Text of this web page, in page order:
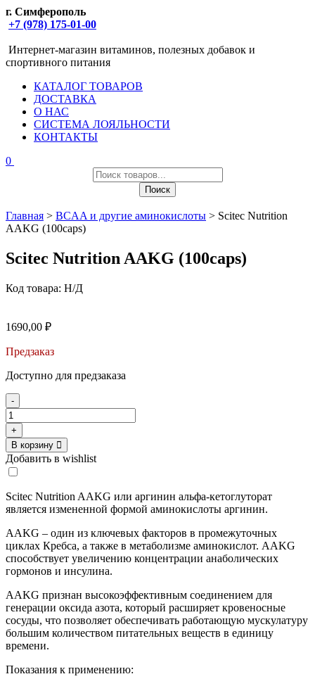
г. Симферополь
+7 (978) 175-01-00
Интернет-магазин витаминов, полезных добавок и
спортивного питания
КАТАЛОГ ТОВАРОВ
ДОСТАВКА
О НАС
СИСТЕМА ЛОЯЛЬНОСТИ
КОНТАКТЫ
0
Поиск
товаров
Поиск
Главная > BCAA и другие аминокислоты > Scitec Nutrition
AAKG (100caps)
Scitec Nutrition AAKG (100caps)
Код товара: Н/Д
1690,00 ₽
Предзаказ
Доступно для предзаказа
-
Количество
товара
Scitec
Nutrition
AAKG
(100caps)
+
В корзину
Добавить в wishlist
Scitec Nutrition AAKG или аргинин альфа-кетоглуторат
является измененной формой аминокислоты аргинин.
AAKG – один из ключевых факторов в промежуточных
циклах Кребса, а также в метаболизме аминокислот. AAKG
способствует увеличению концентрации анаболических
гормонов и инсулина.
AAKG признан высокоэффективным соединением для
генерации оксида азота, который расширяет кровеносные
сосуды, что позволяет обеспечивать работающую мускулатуру
большим количеством питательных веществ в единицу
времени.
Показания к применению: